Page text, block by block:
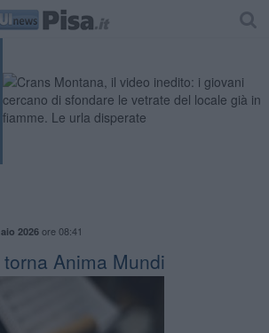
2026ore 08:41
Anima Mundi